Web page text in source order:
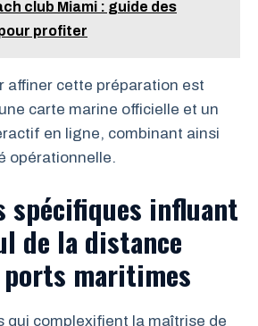
club Miami : guide des
profiter
affiner cette préparation est
carte marine officielle et un
en ligne, combinant ainsi
opérationnelle.
spécifiques influant
de la distance
maritimes
qui complexifient la maîtrise de